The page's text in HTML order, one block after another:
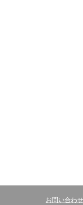
お問い合わせ